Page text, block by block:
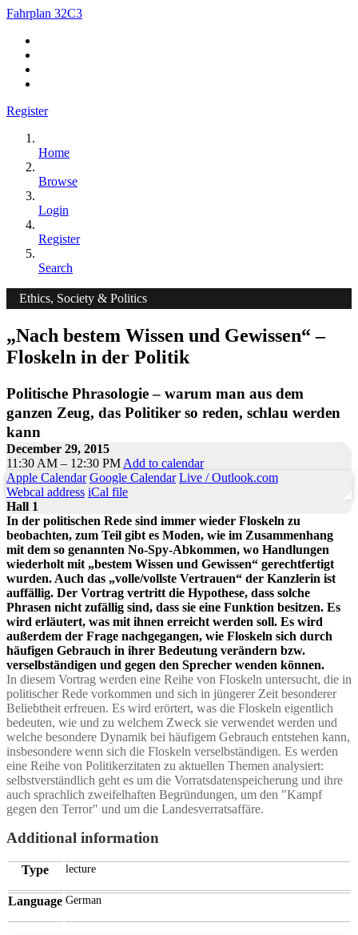
Fahrplan 32C3
Register
Home
Browse
Login
Register
Search
Ethics, Society & Politics
„Nach bestem Wissen und Gewissen“ –
Floskeln in der Politik
Politische Phrasologie – warum man aus dem
ganzen Zeug, das Politiker so reden, schlau werden
kann
December 29, 2015
11:30 AM – 12:30 PM Add to calendar
Apple Calendar Google Calendar Live / Outlook.com
Webcal address iCal file
Hall 1
In der politischen Rede sind immer wieder Floskeln zu
beobachten, zum Teil gibt es Moden, wie im Zusammenhang
mit dem so genannten No-Spy-Abkommen, wo Handlungen
wiederholt mit „bestem Wissen und Gewissen“ gerechtfertigt
wurden. Auch das „volle/vollste Vertrauen“ der Kanzlerin ist
auffällig. Der Vortrag vertritt die Hypothese, dass solche
Phrasen nicht zufällig sind, dass sie eine Funktion besitzen. Es
wird erläutert, was mit ihnen erreicht werden soll. Es wird
außerdem der Frage nachgegangen, wie Floskeln sich durch
häufigen Gebrauch in ihrer Bedeutung verändern bzw.
verselbständigen und gegen den Sprecher wenden können.
In diesem Vortrag werden eine Reihe von Floskeln untersucht, die in
politischer Rede vorkommen und sich in jüngerer Zeit besonderer
Beliebtheit erfreuen. Es wird erörtert, was die Floskeln eigentlich
bedeuten, wie und zu welchem Zweck sie verwendet werden und
welche besondere Dynamik bei häufigem Gebrauch entstehen kann,
insbesondere wenn sich die Floskeln verselbständigen. Es werden
eine Reihe von Politikerzitaten zu aktuellen Themen analysiert:
selbstverständlich geht es um die Vorratsdatenspeicherung und ihre
auch sprachlich zweifelhaften Begründungen, um den "Kampf
gegen den Terror" und um die Landesverratsaffäre.
Additional information
Type lecture
Language German